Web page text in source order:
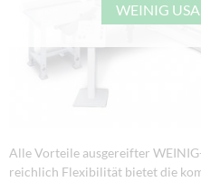
WEINIG
Alle Vorteile ausgereifter
reichlich Flexibilität bietet die